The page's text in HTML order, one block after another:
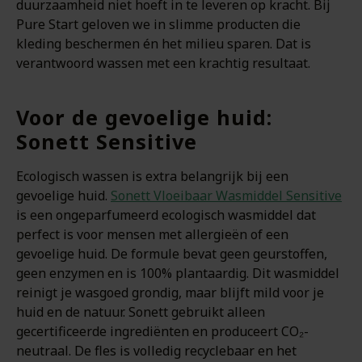
duurzaamheid niet hoeft in te leveren op kracht. Bij
Pure Start geloven we in slimme producten die
kleding beschermen én het milieu sparen. Dat is
verantwoord wassen met een krachtig resultaat.
Voor de gevoelige huid:
Sonett Sensitive
Ecologisch wassen is extra belangrijk bij een
gevoelige huid. Sonett Vloeibaar Wasmiddel Sensitive
is een ongeparfumeerd ecologisch wasmiddel dat
perfect is voor mensen met allergieën of een
gevoelige huid. De formule bevat geen geurstoffen,
geen enzymen en is 100% plantaardig. Dit wasmiddel
reinigt je wasgoed grondig, maar blijft mild voor je
huid en de natuur. Sonett gebruikt alleen
gecertificeerde ingrediënten en produceert CO₂-
neutraal. De fles is volledig recyclebaar en het